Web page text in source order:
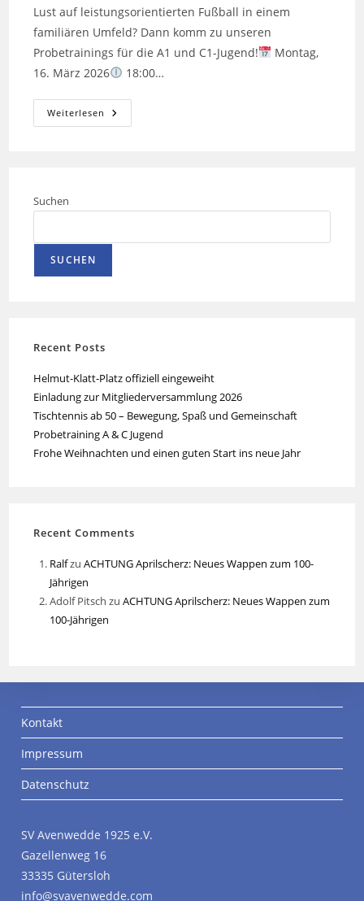
Lust auf leistungsorientierten Fußball in einem
familiären Umfeld? Dann komm zu unseren
Probetrainings für die A1 und C1-Jugend!
Montag,
16. März 2026
18:00…
Weiterlesen Probetraining
A
Suchen
SUCHEN
Recent Posts
Helmut-Klatt-Platz offiziell eingeweiht
Einladung zur Mitgliederversammlung 2026
Tischtennis ab 50 – Bewegung, Spaß und Gemeinschaft
Probetraining A & C Jugend
Frohe Weihnachten und einen guten Start ins neue Jahr
Recent Comments
RalfzuACHTUNG Aprilscherz: Neues Wappen zum 100-
Jährigen
Adolf Pitsch zuACHTUNG Aprilscherz: Neues Wappen zum
100-Jährigen
Kontakt
Impressum
Datenschutz
SV Avenwedde 1925 e.V.
Gazellenweg 16
33335 Gütersloh
info@svavenwedde.com